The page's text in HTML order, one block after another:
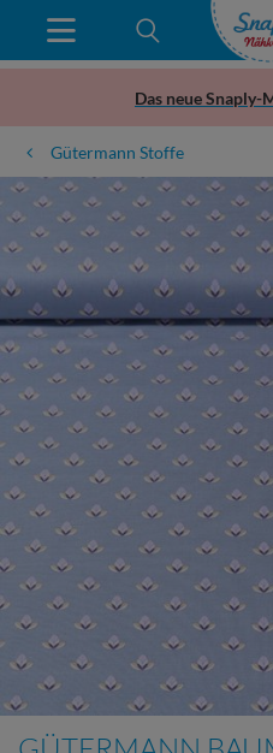
Das neue Snaply-
Gütermann Stoffe